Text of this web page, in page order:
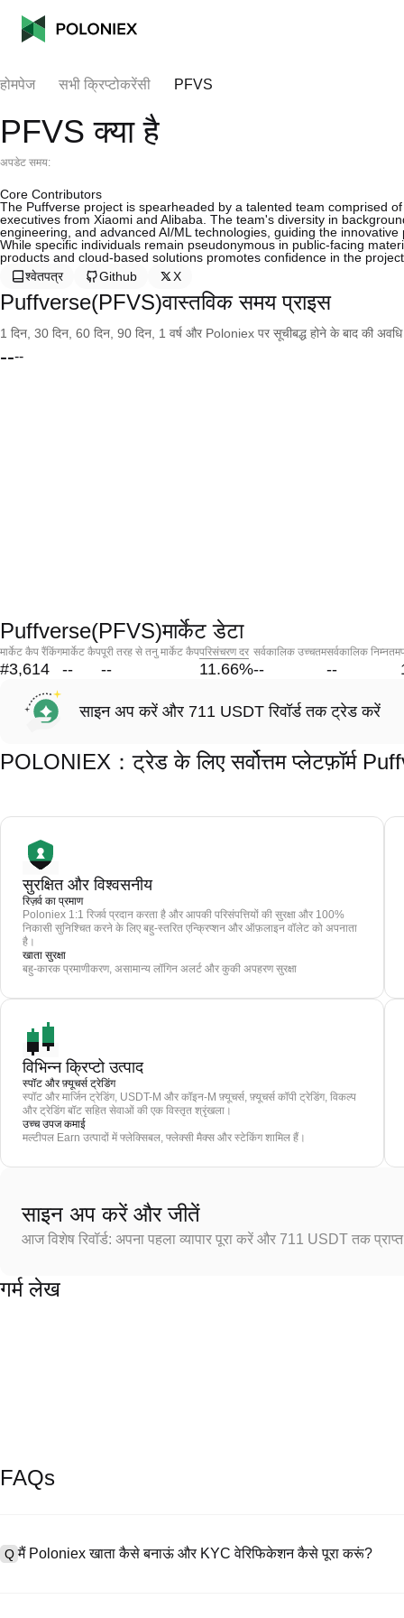
होमपेज सभी क्रिप्टोकरेंसी PFVS
PFVS क्या है
अपडेट समय:
Core Contributors
The Puffverse project is spearheaded by a talented team comprised
executives from Xiaomi and Alibaba. The team's diversity in
engineering, and advanced AI/ML technologies, guiding the
While specific individuals remain pseudonymous in public-facing
products and cloud-based solutions promotes confidence in the
श्वेतपत्र
Github X
Puffverse(PFVS)वास्तविक समय प्राइस
1 दिन, 30 दिन, 60 दिन, 90 दिन, 1 वर्ष और Poloniex पर सूचीबद्ध होने के बाद की
----
Puffverse(PFVS)मार्केट डेटा
मार्केट कैप रैंकिंग
#3,614
मार्केट कैप
--
पूरी तरह से तनु मार्केट कैप
--
परिसंचरण दर
11.66%
सर्वकालिक उच्चतम
--
सर्वकालिक निम्नतम
--
साइन अप करें और 711 USDT रिवॉर्ड तक ट्रेड करें
POLONIEX：ट्रेड के लिए सर्वोत्तम प्लेटफ़ॉर्म
सुरक्षित और विश्वसनीय
रिज़र्व का प्रमाण
Poloniex 1:1 रिजर्व प्रदान करता है और आपकी परिसंपत्तियों की सुरक्षा और 100%
निकासी सुनिश्चित करने के लिए बहु-स्तरित एन्क्रिप्शन और ऑफ़लाइन वॉलेट को अपनाता
है।
खाता सुरक्षा
बहु-कारक प्रमाणीकरण, असामान्य लॉगिन अलर्ट और कुकी अपहरण सुरक्षा
विभिन्न क्रिप्टो उत्पाद
स्पॉट और फ़्यूचर्स ट्रेडिंग
स्पॉट और मार्जिन ट्रेडिंग, USDT-M और कॉइन-M फ़्यूचर्स, फ़्यूचर्स कॉपी ट्रेडिंग, विकल्प
और ट्रेडिंग बॉट सहित सेवाओं की एक विस्तृत श्रृंखला।
उच्च उपज कमाई
मल्टीपल Earn उत्पादों में फ्लेक्सिबल, फ्लेक्सी मैक्स और स्टेकिंग शामिल हैं।
साइन अप करें और जीतें
आज विशेष रिवॉर्ड: अपना पहला व्यापार पूरा करें और 711 USDT तक
गर्म लेख
FAQs
Q मैं Poloniex खाता कैसे बनाऊं और KYC वेरिफिकेशन कैसे पूरा करूं?